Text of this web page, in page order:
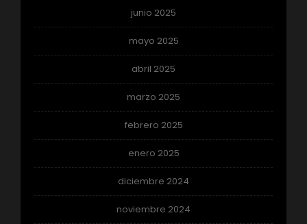
junio 2025
mayo 2025
abril 2025
marzo 2025
febrero 2025
enero 2025
diciembre 2024
noviembre 2024